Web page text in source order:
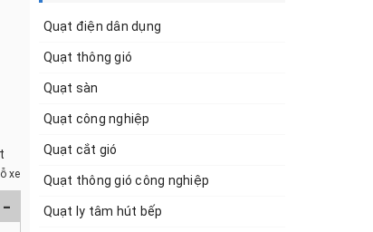
xe
-
Quạt điện dân dụng
Quạt thông gió
Quạt sàn
Quạt công nghiệp
Quạt cắt gió
Quạt thông gió công nghiệp
Quạt ly tâm hút bếp